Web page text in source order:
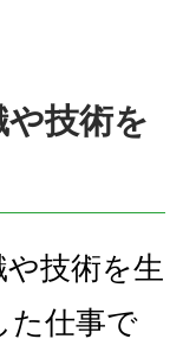
技術を
技術を生
た仕事で